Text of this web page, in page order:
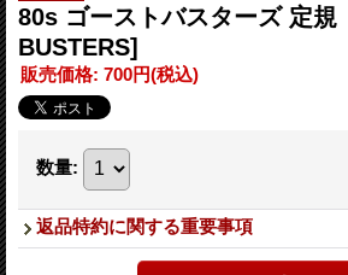
80s ゴーストバスターズ 定規
BUSTERS]
販売価格: 700円(税込)
数量:
返品特約に関する重要事項